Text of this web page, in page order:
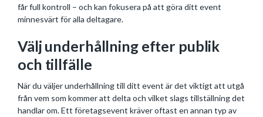
får full kontroll – och kan fokusera på att göra ditt event
minnesvärt för alla deltagare.
Välj underhållning efter publik
och tillfälle
När du väljer underhållning till ditt event är det viktigt att utgå
från vem som kommer att delta och vilket slags tillställning det
handlar om. Ett företagsevent kräver oftast en annan typ av